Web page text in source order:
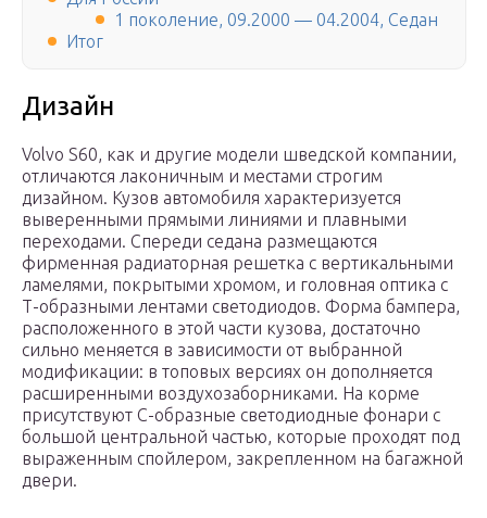
1 поколение, 09.2000 — 04.2004, Седан
Итог
Дизайн
Volvo S60, как и другие модели шведской компании,
отличаются лаконичным и местами строгим
дизайном. Кузов автомобиля характеризуется
выверенными прямыми линиями и плавными
переходами. Спереди седана размещаются
фирменная радиаторная решетка с вертикальными
ламелями, покрытыми хромом, и головная оптика с
Т-образными лентами светодиодов. Форма бампера,
расположенного в этой части кузова, достаточно
сильно меняется в зависимости от выбранной
модификации: в топовых версиях он дополняется
расширенными воздухозаборниками. На корме
присутствуют С-образные светодиодные фонари с
большой центральной частью, которые проходят под
выраженным спойлером, закрепленном на багажной
двери.